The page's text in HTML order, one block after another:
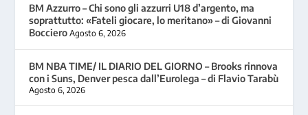
BM Azzurro – Chi sono gli azzurri U18 d’argento, ma
soprattutto: «Fateli giocare, lo meritano» – di Giovanni
Bocciero Agosto 6, 2026
BM NBA TIME/ IL DIARIO DEL GIORNO – Brooks rinnova
con i Suns, Denver pesca dall’Eurolega – di Flavio Tarabù
Agosto 6, 2026